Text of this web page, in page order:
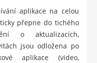
aplikace na celou
přepne do tichého
o aktualizacích,
jsou odložena po
aplikace (video,